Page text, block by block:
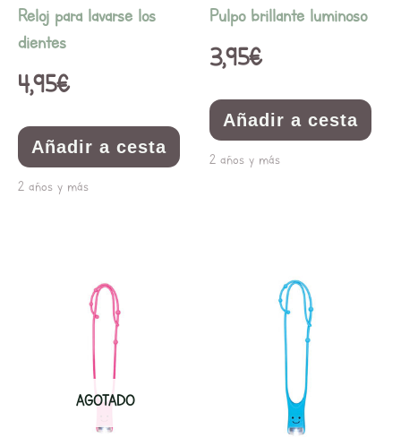
Reloj para lavarse los
dientes
4,95€
Añadir a cesta
2 años y más
Pulpo brillante luminoso
3,95€
Añadir a cesta
2 años y más
AGOTADO